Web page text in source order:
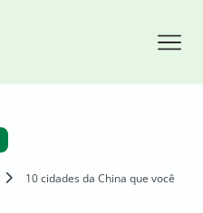
10 cidades da China que você